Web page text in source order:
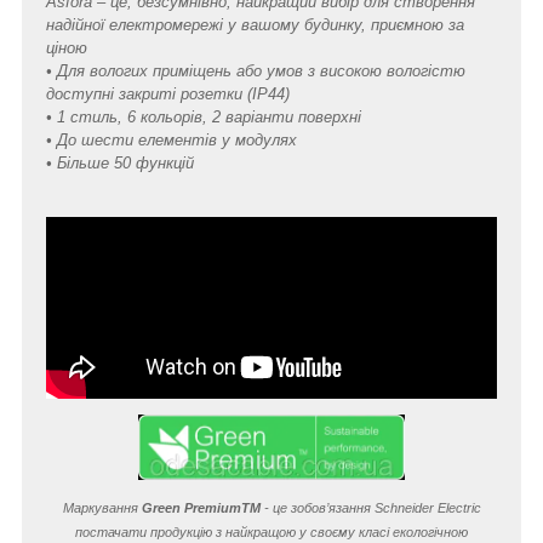
надійної електромережі у вашому будинку, приємною за
ціною
• Для вологих приміщень або умов з високою вологістю
доступні закриті розетки (IP44)
• 1 стиль, 6 кольорів, 2 варіанти поверхні
• До шести елементів у модулях
• Більше 50 функцій
Маркування Green PremiumTM- це зобов’язання Schneider Electric
постачати продукцію з найкращою у своєму класі екологічною